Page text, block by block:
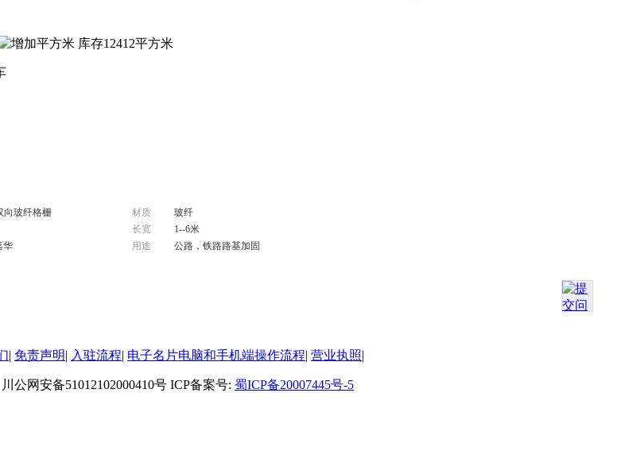
平方米 库存12412平方米
向玻纤格栅 材质
玻纤
长宽
1--6米
华 用途
公路，铁路路基加固
| 免责声明| 入驻流程| 电子名片电脑和手机端操作流程| 营业执照|
网安备51012102000410号 ICP备案号: 蜀ICP备20007445号-5